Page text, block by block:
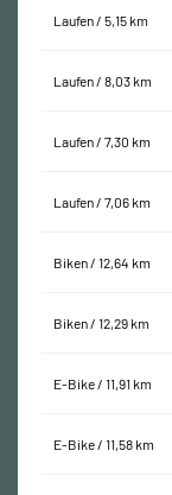
Laufen / 5,15 km
Laufen / 8,03 km
Laufen / 7,30 km
Laufen / 7,06 km
Biken / 12,64 km
Biken / 12,29 km
E-Bike / 11,91 km
E-Bike / 11,58 km